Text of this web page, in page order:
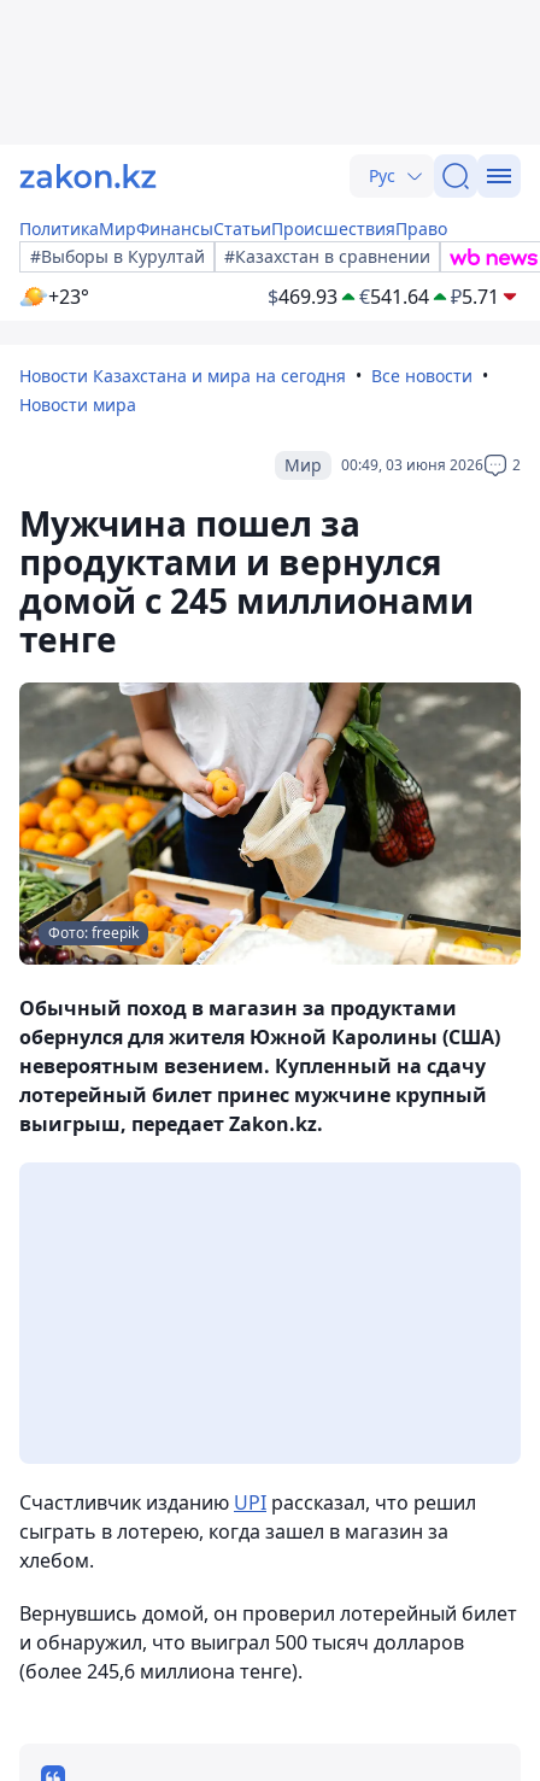
Рус
ПолитикаМирФинансыСтатьиПроисшествияПраво
#Выборы в Курултай
#Казахстан в сравнении
+23° $469.93 €541.64 ₽5.71
Новости Казахстана и мира на сегодня
Все новости
Новости мира
00:49, 03 июня 2026 2
Мир
Мужчина пошел за
продуктами и вернулся
домой с 245 миллионами
тенге
Фото: freepik
Обычный поход в магазин за продуктами
обернулся для жителя Южной Каролины (США)
невероятным везением. Купленный на сдачу
лотерейный билет принес мужчине крупный
выигрыш, передает Zakon.kz.
Счастливчик изданию UPI рассказал, что решил
сыграть в лотерею, когда зашел в магазин за
хлебом.
Вернувшись домой, он проверил лотерейный билет
и обнаружил, что выиграл 500 тысяч долларов
(более 245,6 миллиона тенге).